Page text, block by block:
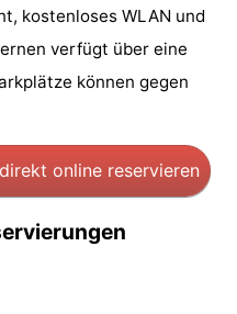
kostenloses WLAN und
verfügt über eine
können gegen
online reservieren